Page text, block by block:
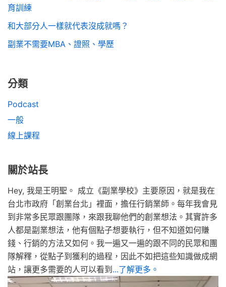
育訓練
和大部分人一樣就代表沒成就嗎？
副業不需要MBA、證照、學歷
分類
Podcast
一般
線上課程
關於站長
Hey, 我是王明聖。 成立《副業學校》主要原因，就是我在
台北市政府「創業台北」裡面，擔任行銷業師。每年我會見
到非常多民眾跟團隊，來跟我聊他們的創業想法。其實許多
人都是副業想法，他有個點子想要執行，但不知道如何賺
錢、行銷的方法又如何。我一遍又一遍的跟不同的民眾和團
隊解釋，從點子到獲利的過程，因此不如把這些知識做成網
站，讓更多需要的人可以看到...了解更多。